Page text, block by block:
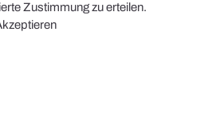
Zustimmung zu erteilen.